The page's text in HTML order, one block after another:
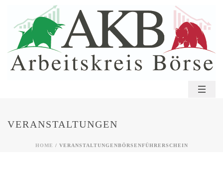
VERANSTALTUNGEN
HOME / VERANSTALTUNGENBÖRSENFÜHRERSCHEIN